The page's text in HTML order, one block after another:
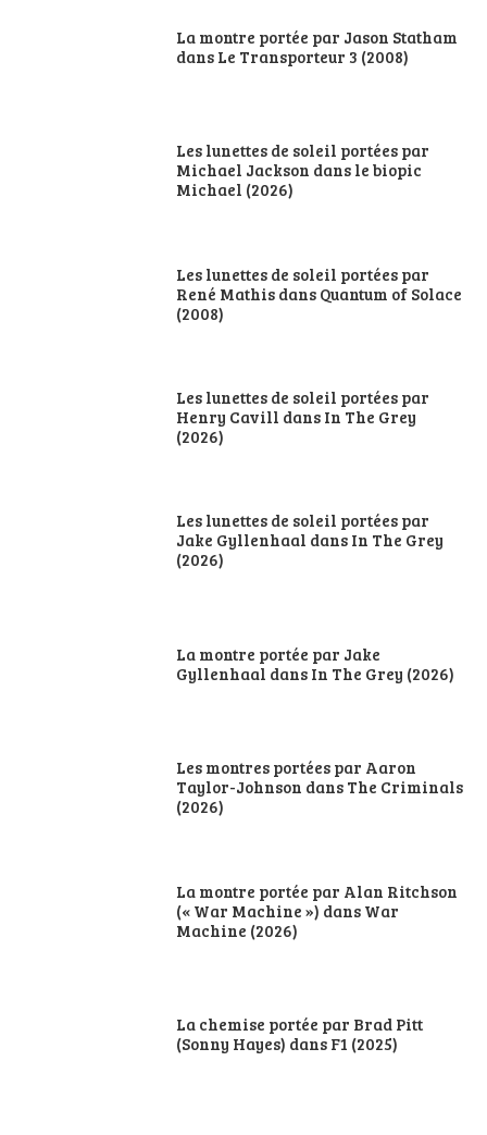
La montre portée par Jason Statham
dans Le Transporteur 3 (2008)
Les lunettes de soleil portées par
Michael Jackson dans le biopic
Michael (2026)
Les lunettes de soleil portées par
René Mathis dans Quantum of Solace
(2008)
Les lunettes de soleil portées par
Henry Cavill dans In The Grey
(2026)
Les lunettes de soleil portées par
Jake Gyllenhaal dans In The Grey
(2026)
La montre portée par Jake
Gyllenhaal dans In The Grey (2026)
Les montres portées par Aaron
Taylor-Johnson dans The Criminals
(2026)
La montre portée par Alan Ritchson
(« War Machine ») dans War
Machine (2026)
La chemise portée par Brad Pitt
(Sonny Hayes) dans F1 (2025)